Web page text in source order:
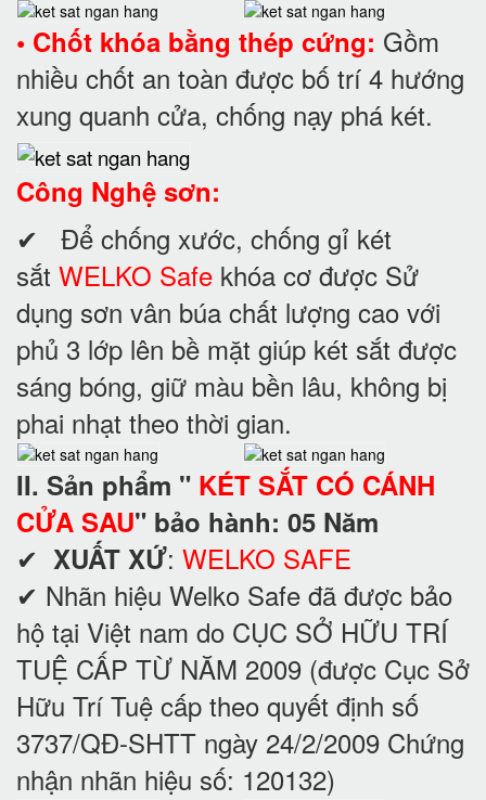
• Chốt khóa bằng thép cứng: Gồm
nhiều chốt an toàn được bố trí 4 hướng
xung quanh cửa, chống nạy phá két.
Công Nghệ sơn:
✔ Để chống xước, chống gỉ két
sắt WELKO Safe khóa cơ được Sử
dụng sơn vân búa chất lượng cao với
phủ 3 lớp lên bề mặt giúp két sắt được
sáng bóng, giữ màu bền lâu, không bị
phai nhạt theo thời gian.
II. Sản phẩm " KÉT SẮT CÓ CÁNH
CỬA SAU" bảo hành: 05 Năm
✔ XUẤT XỨ: WELKO SAFE
✔ Nhãn hiệu Welko Safe đã được bảo
hộ tại Việt nam do CỤC SỞ HỮU TRÍ
TUỆ CẤP TỪ NĂM 2009 (được Cục Sở
Hữu Trí Tuệ cấp theo quyết định số
3737/QĐ-SHTT ngày 24/2/2009 Chứng
nhận nhãn hiệu số: 120132)